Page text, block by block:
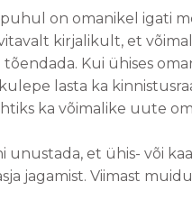
on omanikel igati
kirjalikult, et
Kui ühises
lasta ka
ka võimalike uute
unustada, et ühis- või
jagamist. Viimast